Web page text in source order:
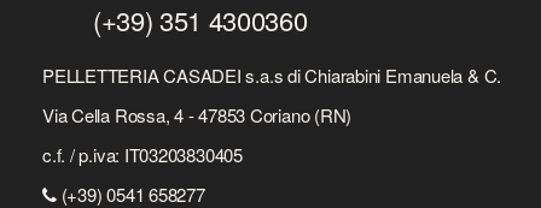
(+39) 351 4300360
PELLETTERIA CASADEI s.a.s di Chiarabini Emanuela & C.
Via Cella Rossa, 4 - 47853 Coriano (RN)
c.f. / p.iva: IT03203830405
(+39) 0541 658277